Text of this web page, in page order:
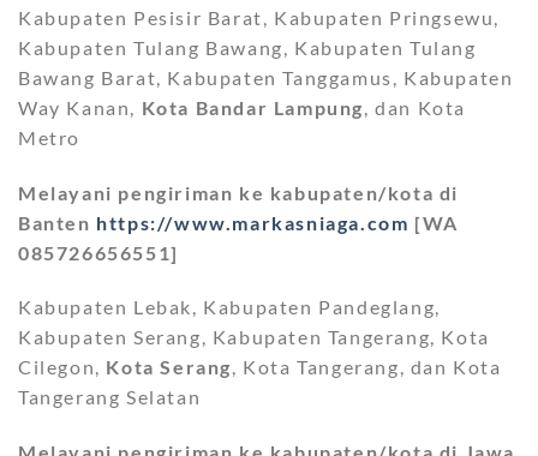
Kabupaten Pesisir Barat, Kabupaten Pringsewu,
Kabupaten Tulang Bawang, Kabupaten Tulang
Bawang Barat, Kabupaten Tanggamus, Kabupaten
Way Kanan, Kota Bandar Lampung, dan Kota
Metro
Melayani pengiriman ke kabupaten/kota di
Banten https://www.markasniaga.com [WA
085726656551]
Kabupaten Lebak, Kabupaten Pandeglang,
Kabupaten Serang, Kabupaten Tangerang, Kota
Cilegon, Kota Serang, Kota Tangerang, dan Kota
Tangerang Selatan